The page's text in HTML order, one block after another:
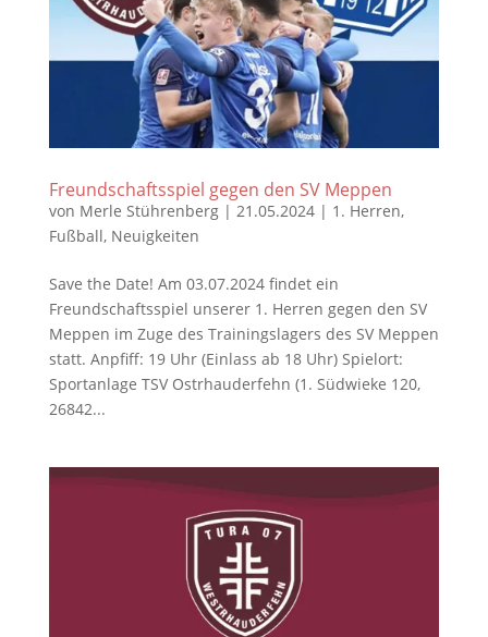
Freundschaftsspiel gegen den SV Meppen
von Merle Stührenberg| 21.05.2024| 1. Herren,
Fußball, Neuigkeiten
Save the Date! Am 03.07.2024 findet ein
Freundschaftsspiel unserer 1. Herren gegen den SV
Meppen im Zuge des Trainingslagers des SV Meppen
statt. Anpfiff: 19 Uhr (Einlass ab 18 Uhr) Spielort:
Sportanlage TSV Ostrhauderfehn (1. Südwieke 120,
26842...